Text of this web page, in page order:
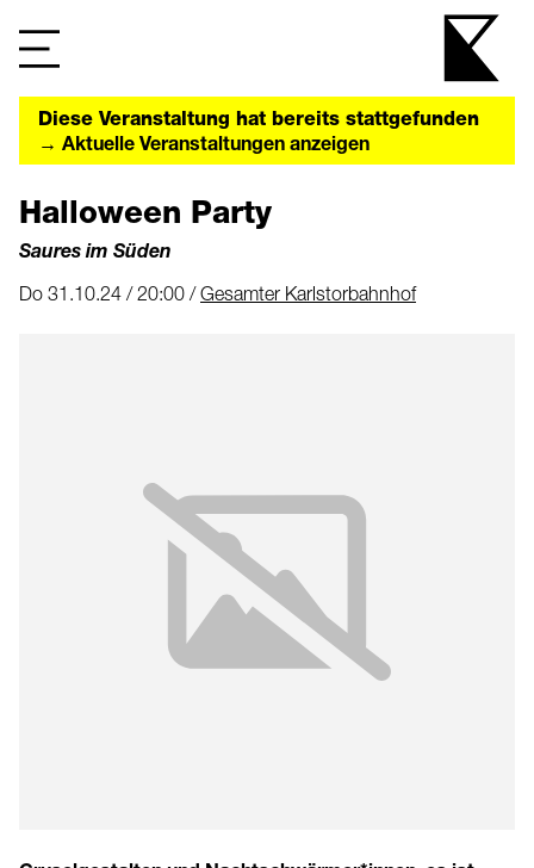
Diese Veranstaltung hat bereits stattgefunden
→ Aktuelle Veranstaltungen anzeigen
Halloween Party
Saures im Süden
Do 31.10.24 / 20:00 /Gesamter Karlstorbahnhof